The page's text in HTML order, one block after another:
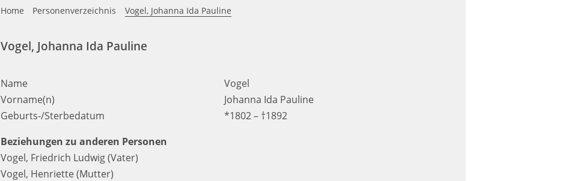
Home Personenverzeichnis Vogel, Johanna Ida Pauline
Vogel, Johanna Ida Pauline
Name
Vogel
Vorname(n)
Johanna Ida Pauline
Geburts-/Sterbedatum
*1802 – †1892
Beziehungen zu anderen Personen
Vogel, Friedrich Ludwig(Vater)
Vogel, Henriette (Mutter)